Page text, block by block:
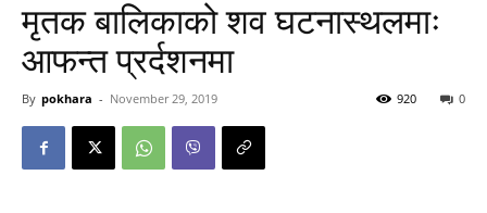
मृतक बालिकाको शव घटनास्थलमाः
आफन्त प्रर्दशनमा
By pokhara - November 29, 2019 0
920